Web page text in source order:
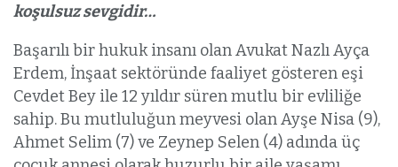
koşulsuz sevgidir…
Başarılı bir hukuk insanı olan Avukat Nazlı Ayça
Erdem, İnşaat sektöründe faaliyet gösteren eşi
Cevdet Bey ile 12 yıldır süren mutlu bir evliliğe
sahip. Bu mutluluğun meyvesi olan Ayşe Nisa (9),
Ahmet Selim (7) ve Zeynep Selen (4) adında üç